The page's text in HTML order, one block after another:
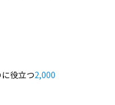
役立つ2,000